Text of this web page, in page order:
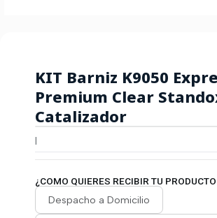
|
KIT Barniz K9050
Premium Clear
Catalizador
¿COMO QUIERES RECIBIR TU
Despacho a Domicilio